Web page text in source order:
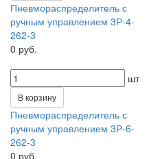
Пневмораспределитель с
ручным управлением 3Р-4-
262-3
0 руб.
шт
В корзину
Пневмораспределитель с
ручным управлением 3Р-6-
262-3
0 руб.